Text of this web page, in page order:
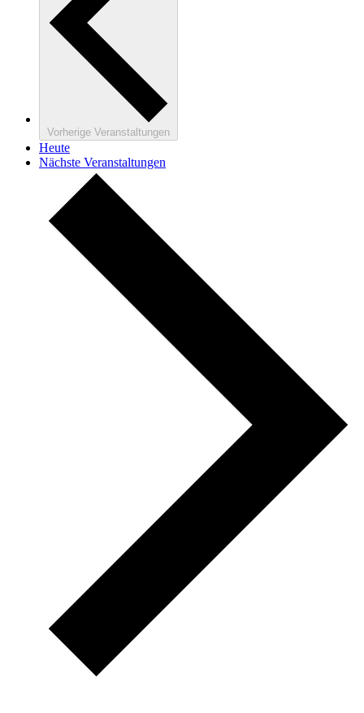
Vorherige Veranstaltungen
Heute
Nächste Veranstaltungen